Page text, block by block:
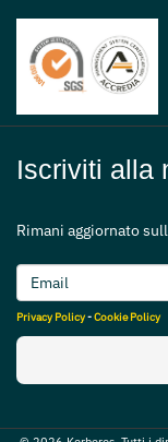
Iscriviti alla
Rimani aggiornato
Privacy Policy-Cookie Policy